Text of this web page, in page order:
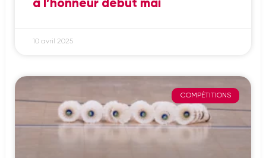
à l’honneur début mai
10 avril 2025
COMPÉTITIONS